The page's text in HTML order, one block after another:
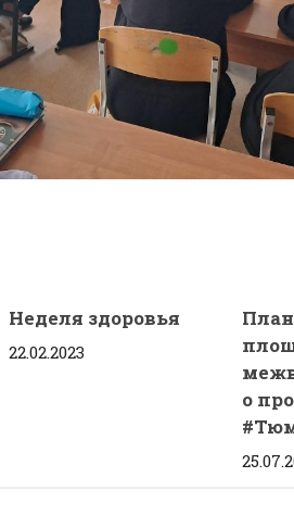
Неделя здоровья
22.02.2023
о